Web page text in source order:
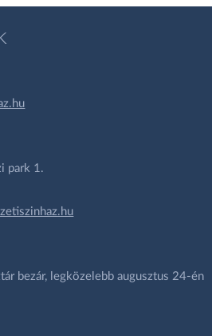
park 1.
bezár, legközelebb augusztus 24-én